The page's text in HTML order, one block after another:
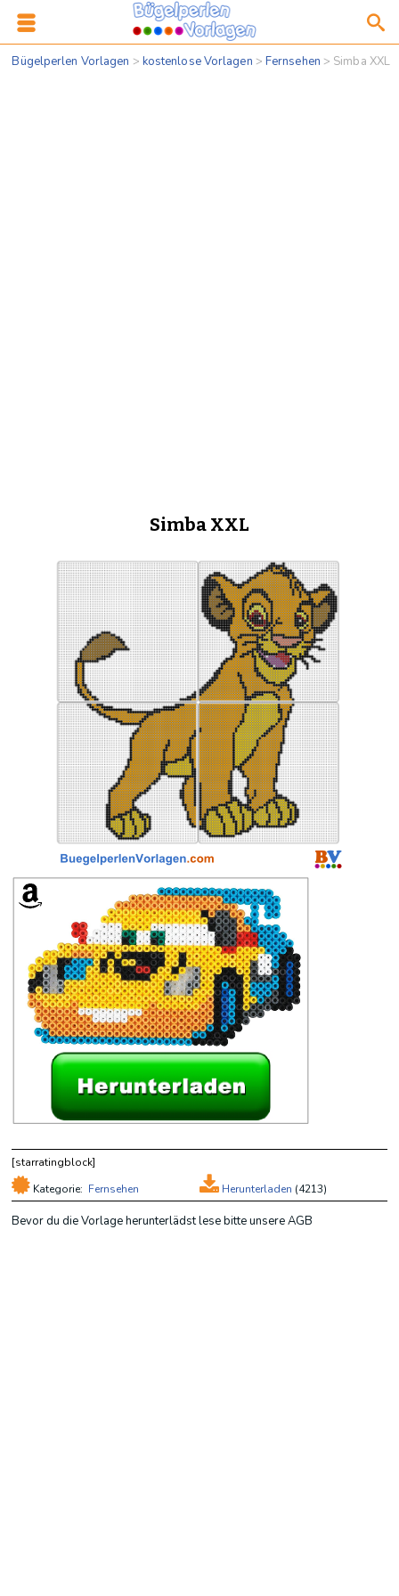
Bügelperlen Vorlagen > kostenlose Vorlagen > Fernsehen > Simba XXL
Simba XXL
[starratingblock]
Herunterladen (4213)
Kategorie: Fernsehen
Bevor du die Vorlage herunterlädst lese bitte unsere AGB